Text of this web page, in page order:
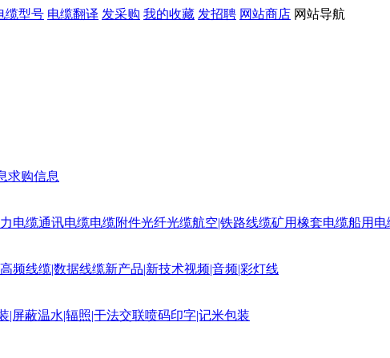
缆型号 电缆翻译 发采购 我的收藏 发招聘 网站商店 网站导航
求购信息
电缆通讯电缆电缆附件光纤光缆航空|铁路线缆矿用橡套电缆船用电
高频线缆|数据线缆新产品|新技术视频|音频|彩灯线
|屏蔽温水|辐照|干法交联喷码印字|记米包装